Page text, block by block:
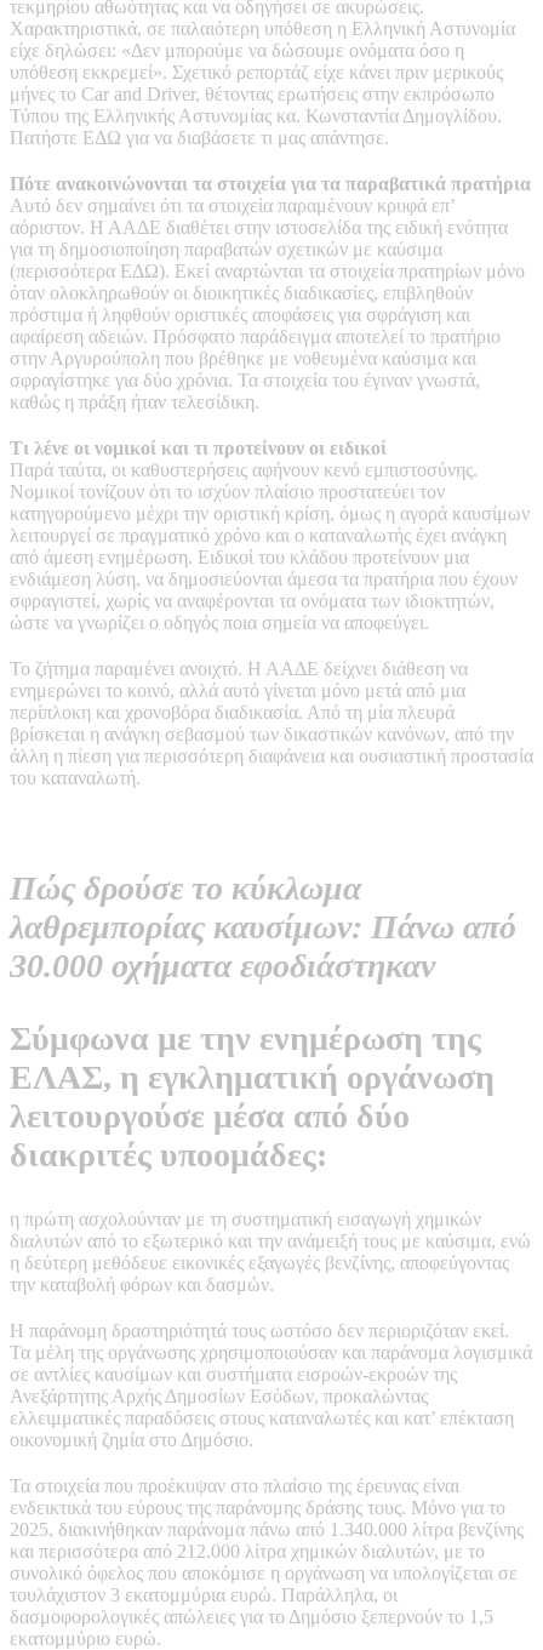
τεκμηρίου αθωότητας και να οδηγήσει σε ακυρώσεις.
Χαρακτηριστικά, σε παλαιότερη υπόθεση η Ελληνική Αστυνομία
είχε δηλώσει: «Δεν μπορούμε να δώσουμε ονόματα όσο η
υπόθεση εκκρεμεί». Σχετικό ρεπορτάζ είχε κάνει πριν μερικούς
μήνες το Car and Driver, θέτοντας ερωτήσεις στην εκπρόσωπο
Τύπου της Ελληνικής Αστυνομίας κα. Κωνσταντία Δημογλίδου.
Πατήστε ΕΔΩ για να διαβάσετε τι μας απάντησε.
Πότε ανακοινώνονται τα στοιχεία για τα παραβατικά πρατήρια
Αυτό δεν σημαίνει ότι τα στοιχεία παραμένουν κρυφά επ’
αόριστον. Η ΑΑΔΕ διαθέτει στην ιστοσελίδα της ειδική ενότητα
για τη δημοσιοποίηση παραβατών σχετικών με καύσιμα
(περισσότερα ΕΔΩ). Εκεί αναρτώνται τα στοιχεία πρατηρίων μόνο
όταν ολοκληρωθούν οι διοικητικές διαδικασίες, επιβληθούν
πρόστιμα ή ληφθούν οριστικές αποφάσεις για σφράγιση και
αφαίρεση αδειών. Πρόσφατο παράδειγμα αποτελεί το πρατήριο
στην Αργυρούπολη που βρέθηκε με νοθευμένα καύσιμα και
σφραγίστηκε για δύο χρόνια. Τα στοιχεία του έγιναν γνωστά,
καθώς η πράξη ήταν τελεσίδικη.
Τι λένε οι νομικοί και τι προτείνουν οι ειδικοί
Παρά ταύτα, οι καθυστερήσεις αφήνουν κενό εμπιστοσύνης.
Νομικοί τονίζουν ότι το ισχύον πλαίσιο προστατεύει τον
κατηγορούμενο μέχρι την οριστική κρίση, όμως η αγορά καυσίμων
λειτουργεί σε πραγματικό χρόνο και ο καταναλωτής έχει ανάγκη
από άμεση ενημέρωση. Ειδικοί του κλάδου προτείνουν μια
ενδιάμεση λύση, να δημοσιεύονται άμεσα τα πρατήρια που έχουν
σφραγιστεί, χωρίς να αναφέρονται τα ονόματα των ιδιοκτητών,
ώστε να γνωρίζει ο οδηγός ποια σημεία να αποφεύγει.
Το ζήτημα παραμένει ανοιχτό. Η ΑΑΔΕ δείχνει διάθεση να
ενημερώνει το κοινό, αλλά αυτό γίνεται μόνο μετά από μια
περίπλοκη και χρονοβόρα διαδικασία. Από τη μία πλευρά
βρίσκεται η ανάγκη σεβασμού των δικαστικών κανόνων, από την
άλλη η πίεση για περισσότερη διαφάνεια και ουσιαστική προστασία
του καταναλωτή.
Πώς δρούσε το κύκλωμα
λαθρεμπορίας καυσίμων: Πάνω από
30.000 οχήματα εφοδιάστηκαν
Σύμφωνα με την ενημέρωση της
ΕΛΑΣ, η εγκληματική οργάνωση
λειτουργούσε μέσα από δύο
διακριτές υποομάδες:
η πρώτη ασχολούνταν με τη συστηματική εισαγωγή χημικών
διαλυτών από το εξωτερικό και την ανάμειξή τους με καύσιμα, ενώ
η δεύτερη μεθόδευε εικονικές εξαγωγές βενζίνης, αποφεύγοντας
την καταβολή φόρων και δασμών.
Η παράνομη δραστηριότητά τους ωστόσο δεν περιοριζόταν εκεί.
Τα μέλη της οργάνωσης χρησιμοποιούσαν και παράνομα λογισμικά
σε αντλίες καυσίμων και συστήματα εισροών-εκροών της
Ανεξάρτητης Αρχής Δημοσίων Εσόδων, προκαλώντας
ελλειμματικές παραδόσεις στους καταναλωτές και κατ’ επέκταση
οικονομική ζημία στο Δημόσιο.
Τα στοιχεία που προέκυψαν στο πλαίσιο της έρευνας είναι
ενδεικτικά του εύρους της παράνομης δράσης τους. Μόνο για το
2025, διακινήθηκαν παράνομα πάνω από 1.340.000 λίτρα βενζίνης
και περισσότερα από 212.000 λίτρα χημικών διαλυτών, με το
συνολικό όφελος που αποκόμισε η οργάνωση να υπολογίζεται σε
τουλάχιστον 3 εκατομμύρια ευρώ. Παράλληλα, οι
δασμοφορολογικές απώλειες για το Δημόσιο ξεπερνούν το 1,5
εκατομμύριο ευρώ.